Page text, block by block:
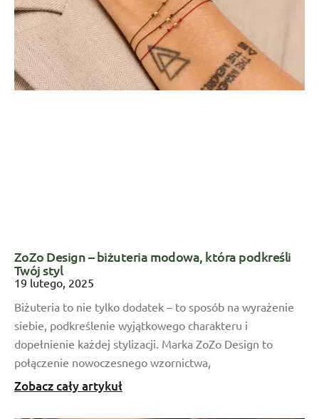
ZoZo Design – biżuteria modowa, która podkreśli
Twój styl
19 lutego, 2025
Biżuteria to nie tylko dodatek – to sposób na wyrażenie
siebie, podkreślenie wyjątkowego charakteru i
dopełnienie każdej stylizacji. Marka ZoZo Design to
połączenie nowoczesnego wzornictwa,
Zobacz cały artykuł